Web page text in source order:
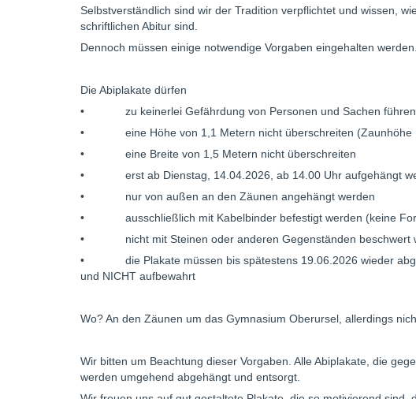
Selbstverständlich sind wir der Tradition verpflichtet und wissen,
schriftlichen Abitur sind.
Dennoch müssen einige notwendige Vorgaben eingehalten werden.
Die Abiplakate dürfen
• zu keinerlei Gefährdung von Personen und Sachen führen
• eine Höhe von 1,1 Metern nicht überschreiten (Zaunhöhe
• eine Breite von 1,5 Metern nicht überschreiten
• erst ab Dienstag, 14.04.2026, ab 14.00 Uhr aufgehängt
• nur von außen an den Zäunen angehängt werden
• ausschließlich mit Kabelbinder befestigt werden (keine
• nicht mit Steinen oder anderen Gegenständen beschwert
• die Plakate müssen bis spätestens 19.06.2026 wieder
und NICHT aufbewahrt
Wo? An den Zäunen um das Gymnasium Oberursel, allerdings
Wir bitten um Beachtung dieser Vorgaben. Alle Abiplakate, die
werden umgehend abgehängt und entsorgt.